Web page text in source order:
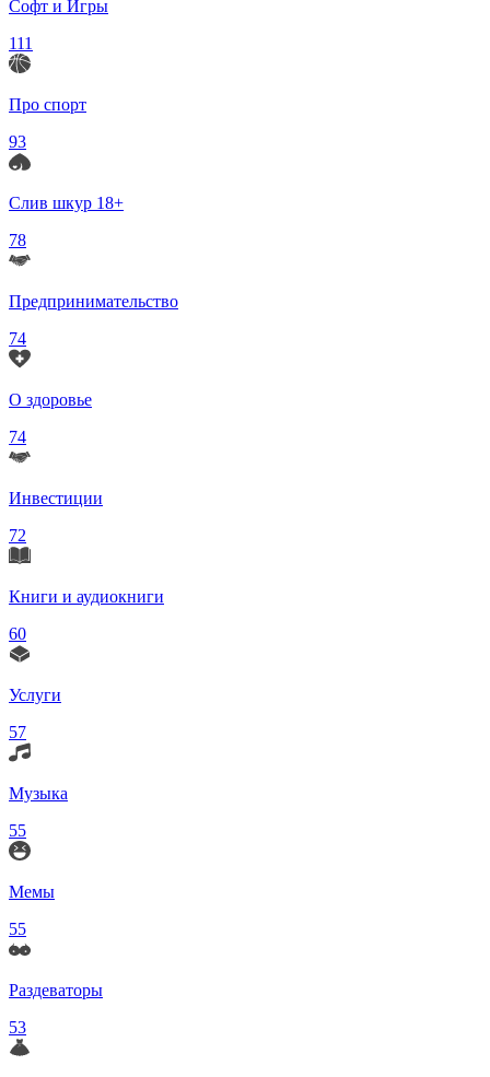
Софт и Игры
111
Про спорт
93
Слив шкур 18+
78
Предпринимательство
74
О здоровье
74
Инвестиции
72
Книги и аудиокниги
60
Услуги
57
Музыка
55
Мемы
55
Раздеваторы
53